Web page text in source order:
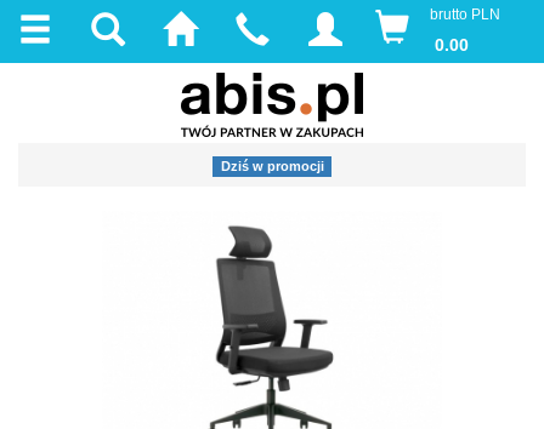
brutto PLN
0.00
Dziś w promocji